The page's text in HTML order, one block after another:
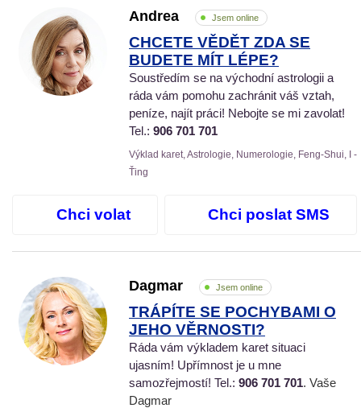
Andrea Jsem online
CHCETE VĚDĚT ZDA SE
BUDETE MÍT LÉPE?
Soustředím se na východní astrologii a
ráda vám pomohu zachránit váš vztah,
peníze, najít práci! Nebojte se mi zavolat!
Tel.: 906 701 701
Výklad karet, Astrologie, Numerologie, Feng-Shui, I -
Ťing
Chci volat Chci poslat SMS
Dagmar Jsem online
TRÁPÍTE SE POCHYBAMI O
JEHO VĚRNOSTI?
Ráda vám výkladem karet situaci
ujasním! Upřímnost je u mne
samozřejmostí! Tel.: 906 701 701. Vaše
Dagmar